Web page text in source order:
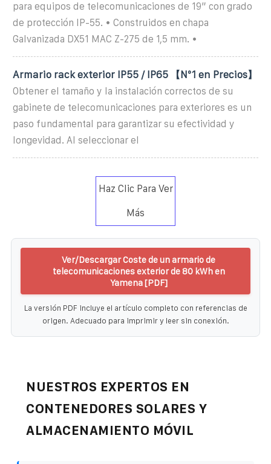
para equipos de telecomunicaciones de 19” con grado
de protección IP-55. • Construidos en chapa
Galvanizada DX51 MAC Z-275 de 1,5 mm. •
Armario rack exterior IP55 / IP65 【Nº1 en Precios】
Obtener el tamaño y la instalación correctos de su
gabinete de telecomunicaciones para exteriores es un
paso fundamental para garantizar su efectividad y
longevidad. Al seleccionar el
Haz Clic Para Ver
Más
Ver/Descargar Coste de un armario de
telecomunicaciones exterior de 80 kWh en
Yamena [PDF]
La versión PDF incluye el artículo completo con referencias de
origen. Adecuado para imprimir y leer sin conexión.
NUESTROS EXPERTOS EN
CONTENEDORES SOLARES Y
ALMACENAMIENTO MÓVIL